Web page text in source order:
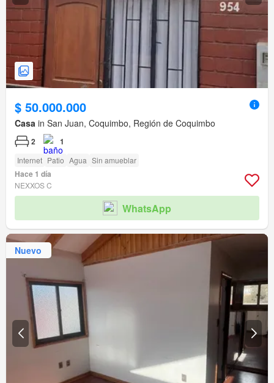
$ 50.000.000
Casa in San Juan, Coquimbo, Región de Coquimbo
2 1
Internet Patio Agua Sin amueblar
Hace 1 día
NEXXOS C
WhatsApp
Nuevo